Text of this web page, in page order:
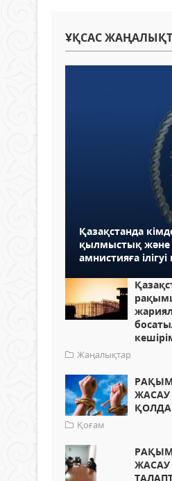
ҰҚСАС
Қазақстанда
қылмыстық және
амнистияға
Жаңалықтар
ЖАСАУ
Қоғам
ЖАСАУ